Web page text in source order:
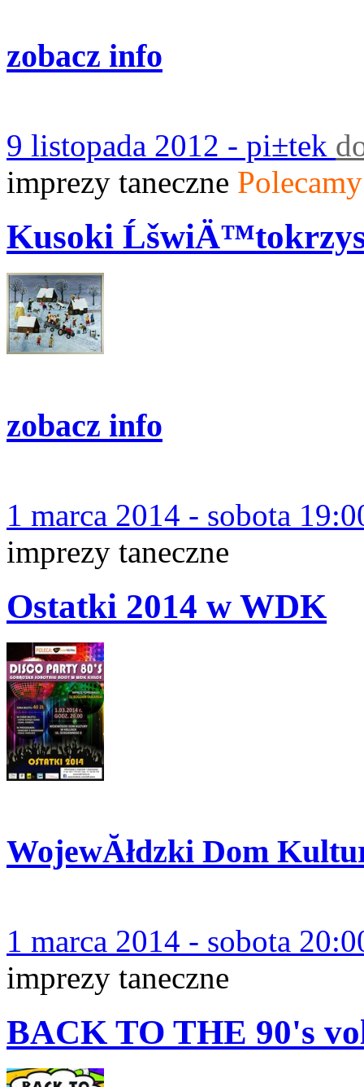
zobacz info
9 listopada 2012 - pi±tek
imprezy taneczne Polecamy
Kusoki
zobacz info
1 marca 2014 - sobota
imprezy taneczne
Ostatki 2014 w WDK
WojewĂłdzki Dom
1 marca 2014 - sobota
imprezy taneczne
BACK TO THE 90's